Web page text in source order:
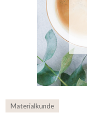
Materialkunde